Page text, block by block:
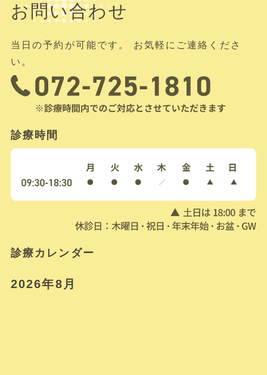
お問い合わせ
当日の予約が可能です。 お気軽にご連絡くださ
い。
診療時間
診療カレンダー
2026年8月